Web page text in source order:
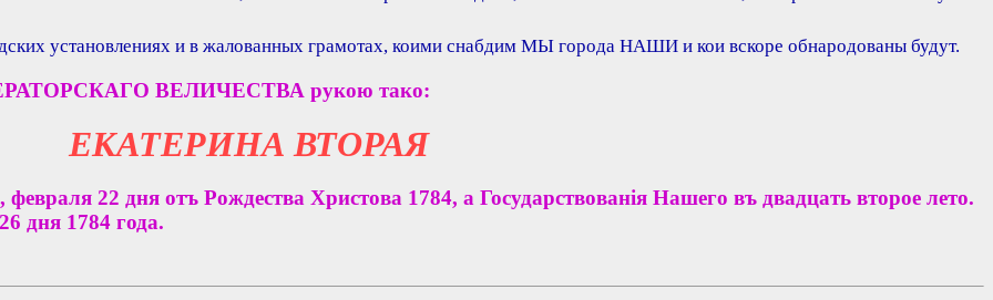
установлениях и в жалованных грамотах, коими снабдим МЫ города НАШИ и кои вскоре обнародованы будут.
ВЕЛИЧЕСТВА рукою тако:
ЕКАТЕРИНА ВТОРАЯ
22 дня отъ Рождества Христова 1784, а Государствованiя Нашего въ двадцать второе лето.
дня 1784 года.